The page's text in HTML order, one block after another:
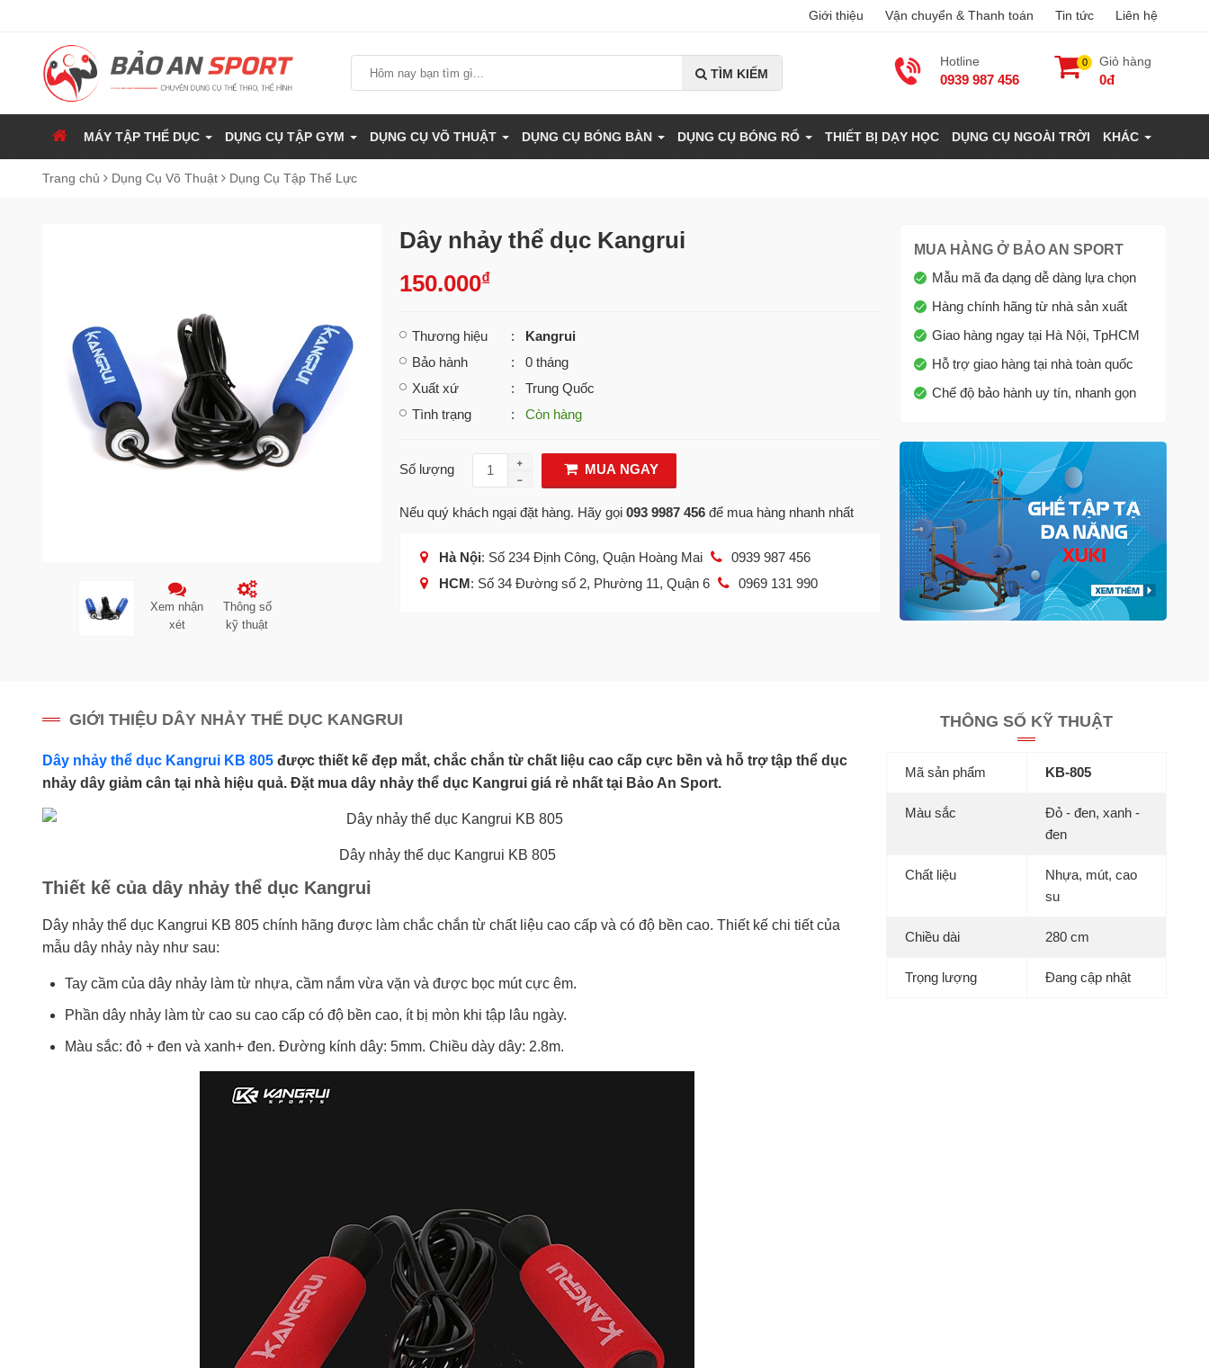
Giới thiệu Vận chuyển & Thanh toán Tin tức Liên hệ
TÌM KIẾM
Hotline
0939 987 456
0 Giỏ hàng
0đ
MÁY TẬP THỂ DỤC DỤNG CỤ TẬP GYM DỤNG CỤ VÕ THUẬT DỤNG CỤ BÓNG BÀN DỤNG CỤ BÓNG RỔ THIẾT BỊ DẠY HỌC DỤNG CỤ NGOÀI TRỜI KHÁC
Trang chủ Dụng Cụ Võ Thuật Dụng Cụ Tập Thể Lực
Xem nhận
xét
Thông số
kỹ thuật
Dây nhảy thể dục Kangrui
150.000₫
Thương hiệu : Kangrui
Bảo hành
: 0 tháng
Xuất xứ
: Trung Quốc
Tình trạng
: Còn hàng
Số lượng MUA NGAY
Nếu quý khách ngại đặt hàng. Hãy gọi 093 9987 456để mua hàng nhanh nhất
Hà Nội: Số 234 Định Công, Quận Hoàng Mai
0939 987 456
HCM: Số 34 Đường số 2, Phường 11, Quận 6 0969 131 990
MUA HÀNG Ở BẢO AN SPORT
Mẫu mã đa dạng dễ dàng lựa chọn
Hàng chính hãng từ nhà sản xuất
Giao hàng ngay tại Hà Nội, TpHCM
Hỗ trợ giao hàng tại nhà toàn quốc
Chế độ bảo hành uy tín, nhanh gọn
GIỚI THIỆU DÂY NHẢY THỂ DỤC KANGRUI
Dây nhảy thể dục Kangrui KB 805 được thiết kế đẹp mắt, chắc chắn từ chất liệu cao cấp cực bền và hỗ trợ tập thể dục
nhảy dây giảm cân tại nhà hiệu quả. Đặt mua dây nhảy thể dục Kangrui giá rẻ nhất tại Bảo An Sport.
Dây nhảy thể dục Kangrui KB 805
Thiết kế của dây nhảy thể dục Kangrui
Dây nhảy thể dục Kangrui KB 805 chính hãng được làm chắc chắn từ chất liệu cao cấp và có độ bền cao. Thiết kế chi tiết của
mẫu dây nhảy này như sau:
Tay cầm của dây nhảy làm từ nhựa, cầm nắm vừa vặn và được bọc mút cực êm.
Phần dây nhảy làm từ cao su cao cấp có độ bền cao, ít bị mòn khi tập lâu ngày.
Màu sắc: đỏ + đen và xanh+ đen. Đường kính dây: 5mm. Chiều dày dây: 2.8m.
THÔNG SỐ KỸ THUẬT
Mã sản phẩm KB-805
Màu sắc
Đỏ - đen, xanh -
đen
Chất liệu
Nhựa, mút, cao
su
Chiều dài 280 cm
Trọng lượng Đang cập nhật